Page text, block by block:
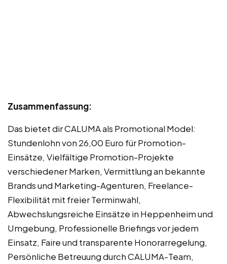
Zusammenfassung:
Das bietet dir CALUMA als Promotional Model:
Stundenlohn von 26,00 Euro für Promotion-
Einsätze, Vielfältige Promotion-Projekte
verschiedener Marken, Vermittlung an bekannte
Brands und Marketing-Agenturen, Freelance-
Flexibilität mit freier Terminwahl,
Abwechslungsreiche Einsätze in Heppenheim und
Umgebung, Professionelle Briefings vor jedem
Einsatz, Faire und transparente Honorarregelung,
Persönliche Betreuung durch CALUMA-Team,